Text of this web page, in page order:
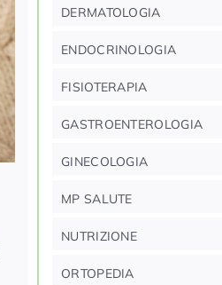
DERMATOLOGIA
ENDOCRINOLOGIA
FISIOTERAPIA
GASTROENTEROLOGIA
GINECOLOGIA
MP SALUTE
NUTRIZIONE
ORTOPEDIA